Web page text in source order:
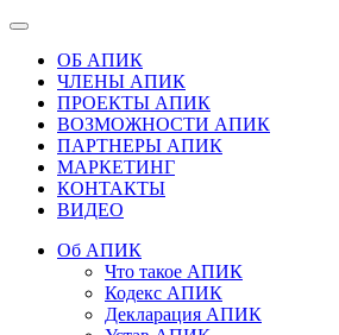
ОБ АПИК
ЧЛЕНЫ АПИК
ПРОЕКТЫ АПИК
ВОЗМОЖНОСТИ АПИК
ПАРТНЕРЫ АПИК
МАРКЕТИНГ
КОНТАКТЫ
ВИДЕО
Об АПИК
Что такое АПИК
Кодекс АПИК
Декларация АПИК